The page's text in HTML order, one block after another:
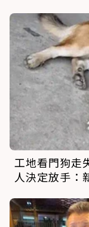
工地看門狗走
人決定放手：